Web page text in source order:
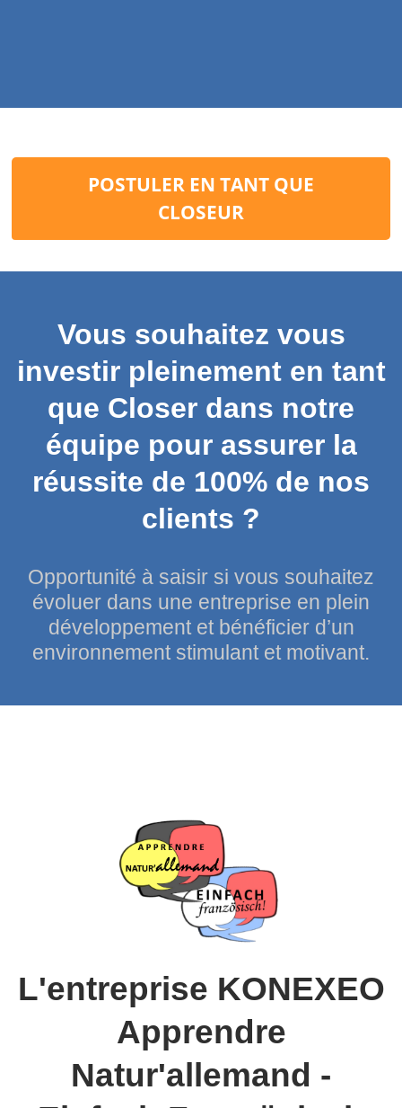
POSTULER EN TANT QUE
CLOSEUR
Vous souhaitez vous
investir pleinement en tant
que Closer dans notre
équipe pour assurer la
réussite de 100% de nos
clients ?
Opportunité à saisir si vous souhaitez
évoluer dans une entreprise en plein
développement et bénéficier d’un
environnement stimulant et motivant.
L'entreprise KONEXEO
Apprendre
Natur'allemand -